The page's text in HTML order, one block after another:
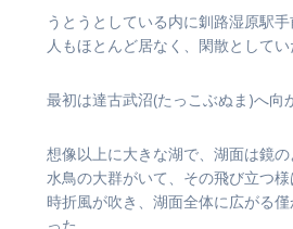
うとうとしている内に釧路湿原駅
人もほとんど居なく、閑散としてい
最初は達古武沼(たっこぶぬま)へ向
想像以上に大きな湖で、湖面は鏡
水鳥の大群がいて、その飛び立つ
時折風が吹き、湖面全体に広がる